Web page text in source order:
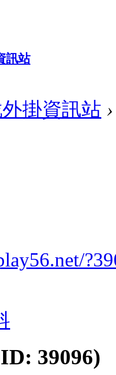
掛資訊站 ›
39096)